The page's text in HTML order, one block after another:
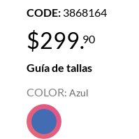
CODE: 3868164
$299.90
Guía de tallas
COLOR: Azul